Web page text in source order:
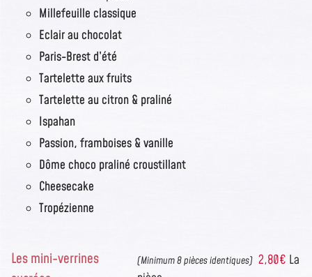
Millefeuille classique
Eclair au chocolat
Paris-Brest d’été
Tartelette aux fruits
Tartelette au citron & praliné
Ispahan
Passion, framboises & vanille
Dôme choco praliné croustillant
Cheesecake
Tropézienne
Les mini-verrines
(Minimum 8 pièces identiques)2,80€ La